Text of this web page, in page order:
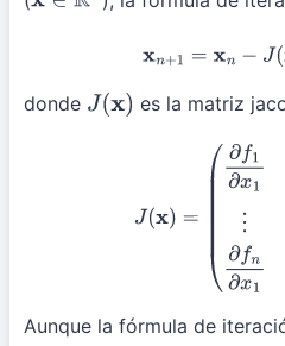
x∈R n
x n+ 1=x n− J(x
donde J(x) es la matriz
∂f 1∂xn
Aunque la fórmula de